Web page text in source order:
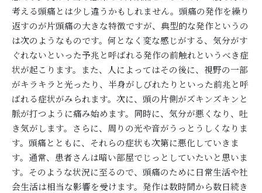
考える頭痛とは少し違うかもしれません。頭痛の発作を繰り
返すのが片頭痛の大きな特徴ですが、典型的な発作というの
は次のようなものです。何となく変な感じがする、気分がす
ぐれないといった予兆と呼ばれる発作の前触れというべき症
状が起こります。また、人によってはその後に、視野の一部
がキラキラと光ったり、半身がしびれたりといった前兆と呼
ばれる症状がみられます。次に、頭の片側がズキンズキンと
脈が打つように痛み始めます。同時に、気分が悪くなり、吐
き気がします。さらに、周りの光や音がうっとうしくなりま
す。頭痛とともに、それらの症状も次第に悪化していきま
す。通常、患者さんは暗い部屋でじっとしていたいと思いま
す。そのような状況に至るので、頭痛のために日常生活や社
会生活は相当な影響を受けます。発作は数時間から数日続き